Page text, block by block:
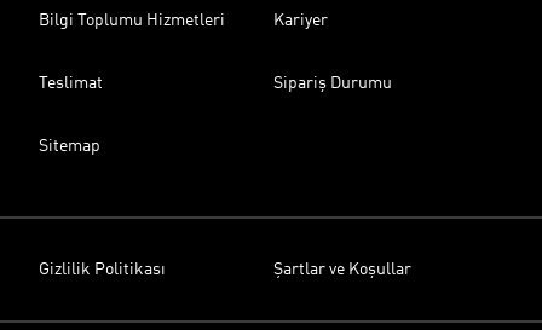
Bilgi Toplumu Hizmetleri Kariyer
Teslimat Sipariş Durumu
Sitemap
Gizlilik Politikası Şartlar ve Koşullar